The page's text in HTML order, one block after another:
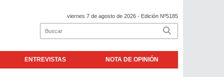
viernes 7 de agosto de 2026 - Edición Nº5185
ENTREVISTAS NOTA DE OPINIÓN